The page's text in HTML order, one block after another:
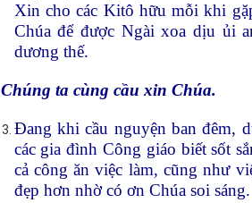
Xin cho các Kitô hữu mỗi khi
Chúa để được Ngài xoa dịu ủi
dương thế.
Chúng ta cùng cầu xin Chúa.
Đang khi cầu nguyện ban đêm,
các gia đình Công giáo biết sốt
cả công ăn việc làm, cũng như
đẹp hơn nhờ có ơn Chúa soi sáng.